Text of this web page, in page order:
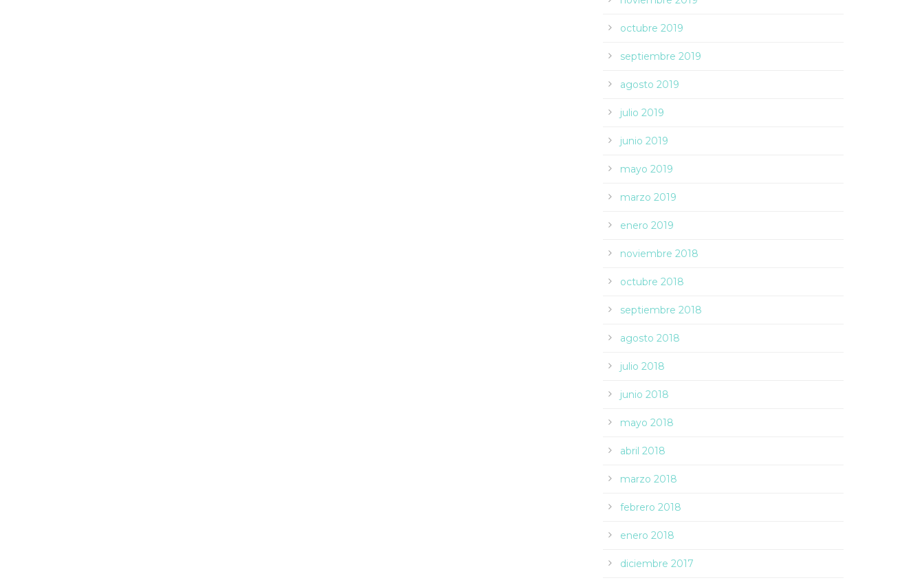
octubre 2019
septiembre 2019
agosto 2019
julio 2019
junio 2019
mayo 2019
marzo 2019
enero 2019
noviembre 2018
octubre 2018
septiembre 2018
agosto 2018
julio 2018
junio 2018
mayo 2018
abril 2018
marzo 2018
febrero 2018
enero 2018
diciembre 2017